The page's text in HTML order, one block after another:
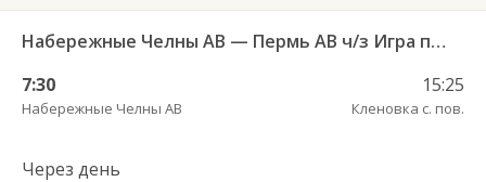
Набережные Челны АВ — Пермь АВ ч/з Игра пгт АС 6195
7:30
Набережные Челны АВ
15:25
Кленовка с. пов.
Через день